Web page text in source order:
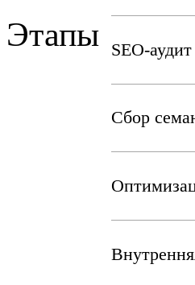
Этапы SEO-аудит
Сбор